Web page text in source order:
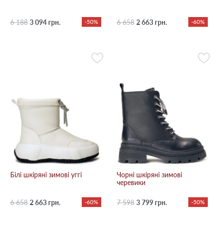
6 188 3 094 грн. -50% 6 658 2 663 грн. -60%
Білі шкіряні зимові уггі
6 658 2 663 грн. -60%
Чорні шкіряні зимові
черевики
7 598 3 799 грн. -50%